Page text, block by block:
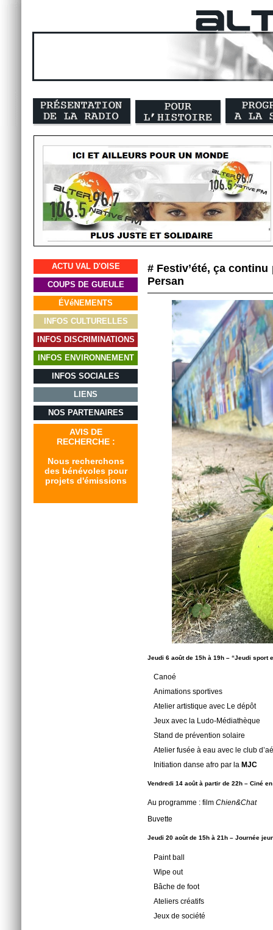
ACTU VAL D'OISE
COUPS DE GUEULE
ÉVéNEMENTS
INFOS CULTURELLES
INFOS DISCRIMINATIONS
INFOS ENVIRONNEMENT
INFOS SOCIALES
LIENS
NOS PARTENAIRES
AVIS DE
RECHERCHE :
Nous recherchons
des bénévoles pour
projets d'émissions
# Festiv’été, ça
Persan
Jeudi 6 août de 15h à 19h – “Jeudi sport
Canoé
Animations sportives
Atelier artistique avec Le dépôt
Jeux avec la Ludo-Médiathèque
Stand de prévention solaire
Atelier fusée à eau avec le club
Initiation danse afro par la MJC
Vendredi 14 août à partir de 22h – Ciné
Au programme : film Chien&Chat
Buvette
Jeudi 20 août de 15h à 21h – Journée
Paint ball
Wipe out
Bâche de foot
Ateliers créatifs
Jeux de société